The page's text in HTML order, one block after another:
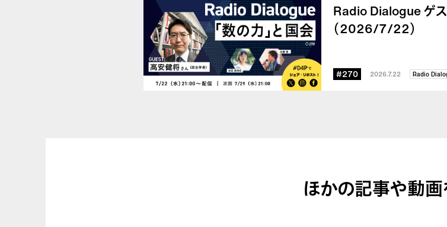
Radio Dialogue ゲス
（2026/7/22）
#270 2026.7.22 Radio
ほかの記事や動